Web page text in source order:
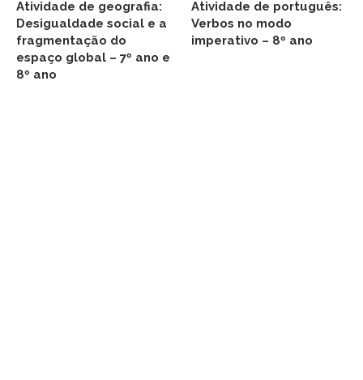
Atividade de geografia:
Desigualdade social e a
fragmentação do
espaço global – 7º ano e
8º ano
Atividade de português:
Verbos no modo
imperativo – 8º ano